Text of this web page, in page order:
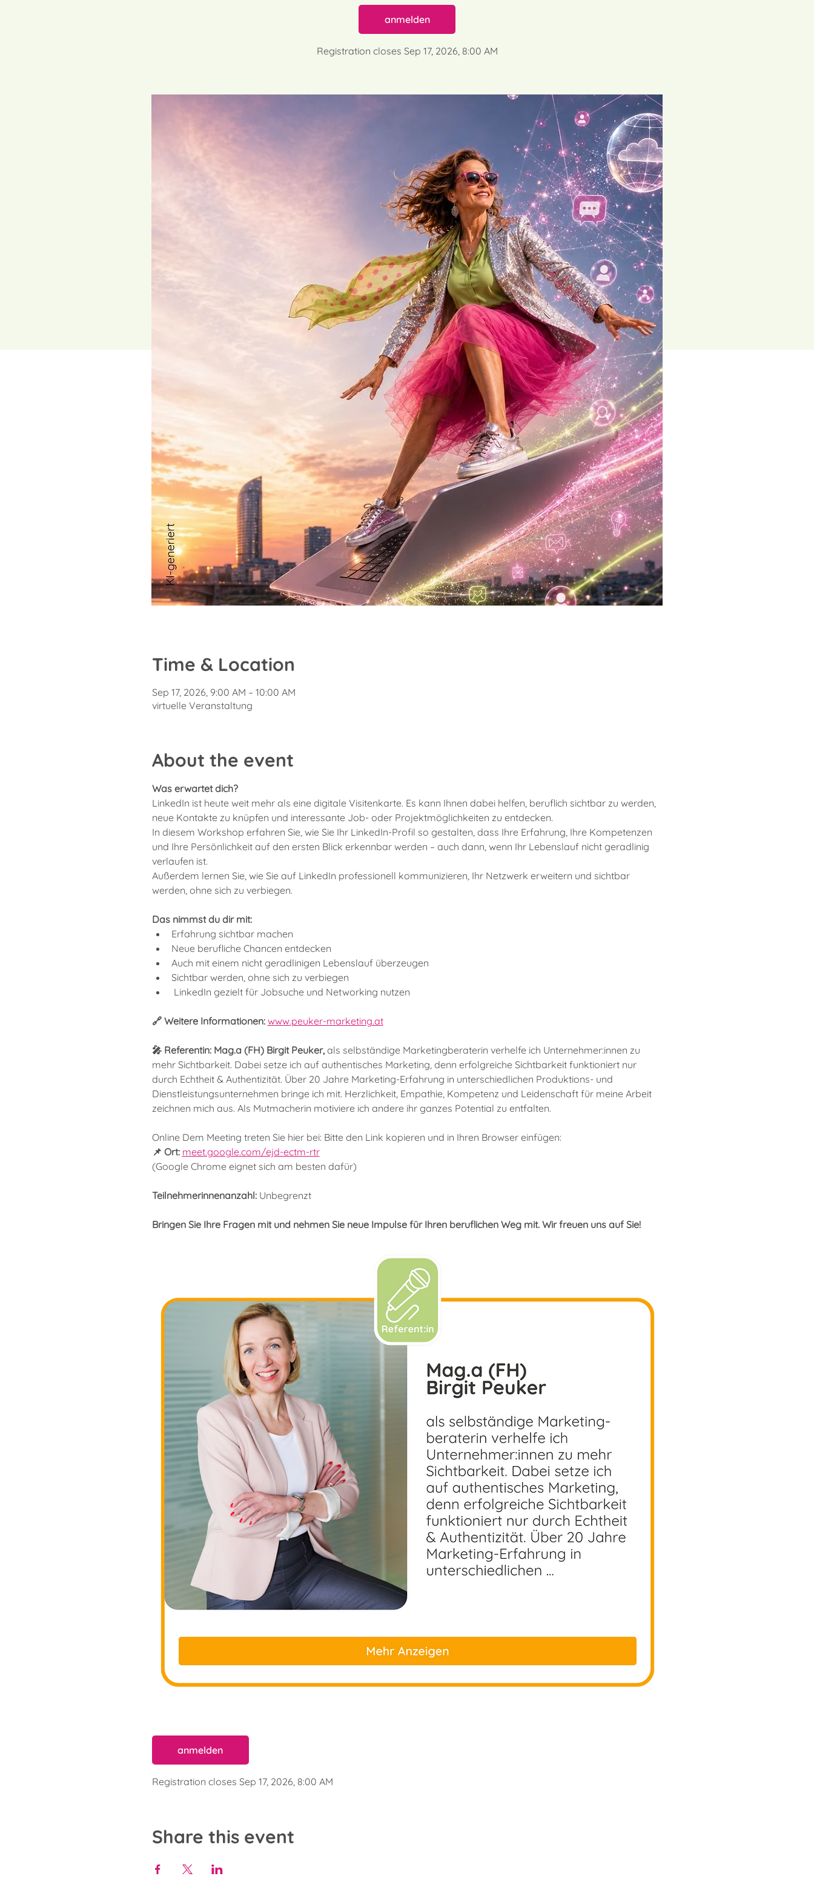
anmelden
Registration closes Sep 17, 2026, 8:00 AM
Time & Location
Sep 17, 2026, 9:00 AM – 10:00 AM
virtuelle Veranstaltung
About the event
Was erwartet dich?
LinkedIn ist heute weit mehr als eine digitale Visitenkarte. Es kann Ihnen dabei helfen, beruflich sichtbar zu werden,
neue Kontakte zu knüpfen und interessante Job- oder Projektmöglichkeiten zu entdecken.
In diesem Workshop erfahren Sie, wie Sie Ihr LinkedIn-Profil so gestalten, dass Ihre Erfahrung, Ihre Kompetenzen
und Ihre Persönlichkeit auf den ersten Blick erkennbar werden – auch dann, wenn Ihr Lebenslauf nicht geradlinig
verlaufen ist.
Außerdem lernen Sie, wie Sie auf LinkedIn professionell kommunizieren, Ihr Netzwerk erweitern und sichtbar
werden, ohne sich zu verbiegen.
Das nimmst du dir mit:
Erfahrung sichtbar machen
Neue berufliche Chancen entdecken
Auch mit einem nicht geradlinigen Lebenslauf überzeugen
Sichtbar werden, ohne sich zu verbiegen
LinkedIn gezielt für Jobsuche und Networking nutzen
🔗 Weitere Informationen: www.peuker-marketing.at
🎤 Referentin: Mag.a (FH) Birgit Peuker, als selbständige Marketingberaterin verhelfe ich Unternehmer:innen zu
mehr Sichtbarkeit. Dabei setze ich auf authentisches Marketing, denn erfolgreiche Sichtbarkeit funktioniert nur
durch Echtheit & Authentizität. Über 20 Jahre Marketing-Erfahrung in unterschiedlichen Produktions- und
Dienstleistungsunternehmen bringe ich mit. Herzlichkeit, Empathie, Kompetenz und Leidenschaft für meine Arbeit
zeichnen mich aus. Als Mutmacherin motiviere ich andere ihr ganzes Potential zu entfalten.
Online Dem Meeting treten Sie hier bei: Bitte den Link kopieren und in Ihren Browser einfügen:
📌 Ort: meet.google.com/ejd-ectm-rtr
(Google Chrome eignet sich am besten dafür)
Teilnehmerinnenanzahl: Unbegrenzt
Bringen Sie Ihre Fragen mit und nehmen Sie neue Impulse für Ihren beruflichen Weg mit. Wir freuen uns auf Sie!
anmelden
Registration closes Sep 17, 2026, 8:00 AM
Share this event